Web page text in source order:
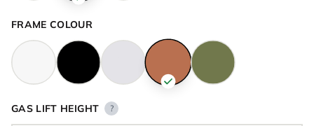
FRAME COLOUR
GAS LIFT HEIGHT ?